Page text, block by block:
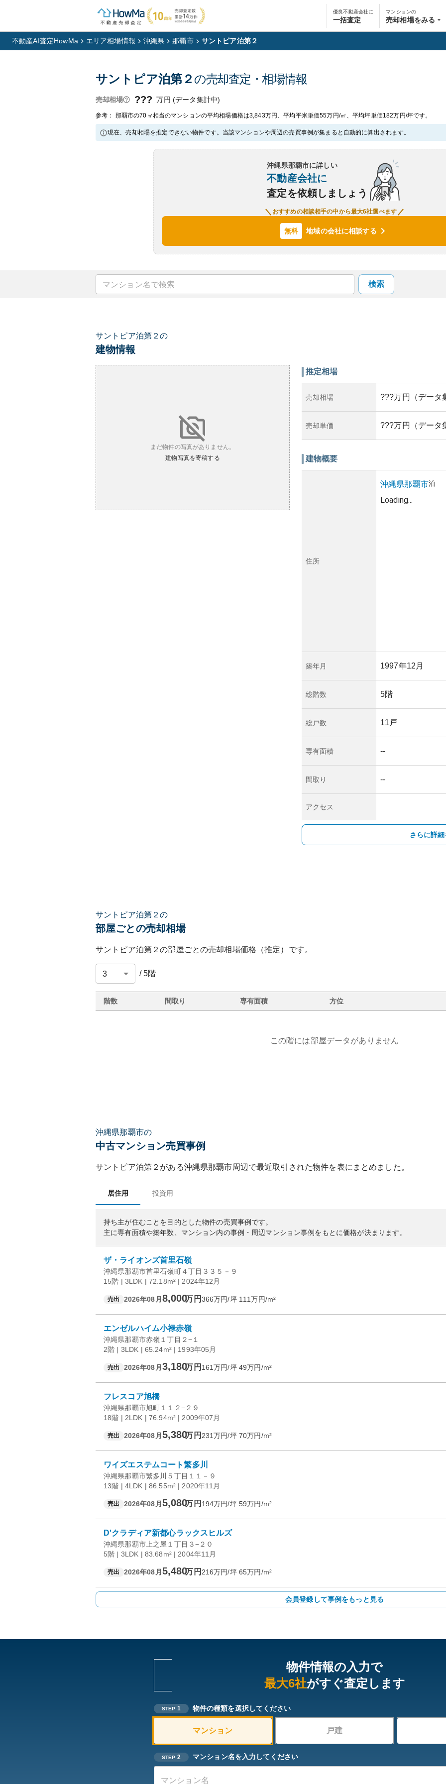
優良不動産会社に
一括査定
マンションの
売却相場をみる
不動産AI査定HowMa エリア相場情報 沖縄県 那覇市 サントピア泊第２
サントピア泊第２ の売却査定・相場情報
売却相場 ??? 万円 (データ集計中)
参考： 那覇市の70㎡相当のマンションの平均相場価格は3,843万円、平均平米単価55万円/㎡、平均坪単価182万円/坪です。
現在、売却相場を推定できない物件です。当該マンションや周辺の売買事例が集まると自動的に算出されます。
沖縄県那覇市に詳しい
不動産会社に
査定を依頼しましょう
おすすめの相談相手の中から最大6社選べます
無料 地域の会社に相談する
検索
サントピア泊第２の
建物情報
まだ物件の写真がありません。
建物写真を寄稿する
推定相場
売却相場 ???万円（データ
売却単価 ???万円（データ
建物概要
住所
沖縄県那覇市泊
Loading...
築年月 1997年12月
総階数 5階
総戸数 11戸
専有面積 --
間取り --
アクセス
さらに詳
サントピア泊第２の
部屋ごとの売却相場
サントピア泊第２の部屋ごとの売却相場価格（推定）です。
/5階
階数 間取り 専有面積 方位
この階には部屋データがありません
沖縄県那覇市の
中古マンション売買事例
サントピア泊第２ がある沖縄県那覇市周辺で最近取引された物件を表にまとめました。
居住用 投資用
持ち主が住むことを目的とした物件の売買事例です。
主に専有面積や築年数、マンション内の事例・周辺マンション事例をもとに価格が決まります。
ザ・ライオンズ首里石嶺
沖縄県那覇市首里石嶺町４丁目３３５－９
15階 | 3LDK | 72.18m² | 2024年12月
売出 2026年08月 8,000万円366万円/坪 111万円/m²
エンゼルハイム小禄赤嶺
沖縄県那覇市赤嶺１丁目２−１
2階 | 3LDK | 65.24m² | 1993年05月
売出 2026年08月 3,180万円 161万円/坪 49万円/m²
フレスコア旭橋
沖縄県那覇市旭町１１２−２９
18階 | 2LDK | 76.94m² | 2009年07月
売出 2026年08月 5,380万円 231万円/坪 70万円/m²
ワイズエステムコート繁多川
沖縄県那覇市繁多川５丁目１１－９
13階 | 4LDK | 86.55m² | 2020年11月
売出 2026年08月 5,080万円 194万円/坪 59万円/m²
D'クラディア新都心ラックスヒルズ
沖縄県那覇市上之屋１丁目３−２０
5階 | 3LDK | 83.68m² | 2004年11月
売出 2026年08月 5,480万円 216万円/坪 65万円/m²
会員登録して事例をもっと見る
物件情報の入力で
最大6社がすぐ査定します
STEP 1 物件の種類を選択してください
マンション 戸建
STEP 2 マンション名を入力してください